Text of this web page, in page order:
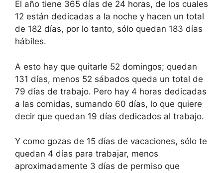
El año tiene 365 días de 24 horas, de los cuales
12 están dedicadas a la noche y hacen un total
de 182 días, por lo tanto, sólo quedan 183 días
hábiles.
A esto hay que quitarle 52 domingos; quedan
131 días, menos 52 sábados queda un total de
79 días de trabajo. Pero hay 4 horas dedicadas
a las comidas, sumando 60 días, lo que quiere
decir que quedan 19 días dedicados al trabajo.
Y como gozas de 15 días de vacaciones, sólo te
quedan 4 días para trabajar, menos
aproximadamente 3 días de permiso que